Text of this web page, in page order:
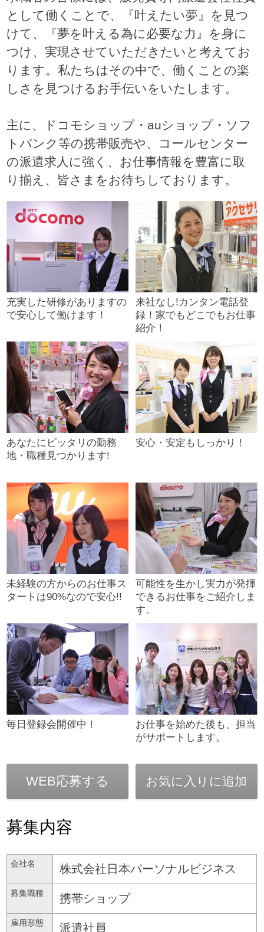
として働くことで、『叶えたい夢』を見つ
けて、『夢を叶える為に必要な力』を身に
つけ、実現させていただきたいと考えてお
ります。私たちはその中で、働くことの楽
しさを見つけるお手伝いをいたします。
主に、ドコモショップ・auショップ・ソフ
トバンク等の携帯販売や、コールセンター
の派遣求人に強く、お仕事情報を豊富に取
り揃え、皆さまをお待ちしております。
充実した研修がありますの
で安心して働けます！
来社なし!カンタン電話登
録！家でもどこでもお仕事
紹介！
あなたにピッタリの勤務
地・職種見つかります!
安心・安定もしっかり！
未経験の方からのお仕事ス
タートは90%なので安心!!
可能性を生かし実力が発揮
できるお仕事をご紹介しま
す。
毎日登録会開催中！
お仕事を始めた後も、担当
がサポートします。
WEB応募する お気に入りに追加
募集内容
会社名 株式会社日本パーソナルビジネス
募集職種 携帯ショップ
雇用形態 派遣社員